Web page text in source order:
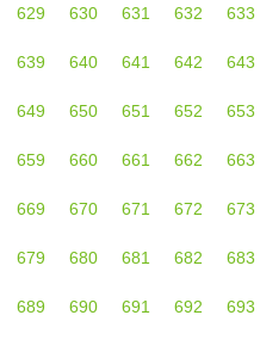
629 630 631 632 633
639 640 641 642 643
649 650 651 652 653
659 660 661 662 663
669 670 671 672 673
679 680 681 682 683
689 690 691 692 693